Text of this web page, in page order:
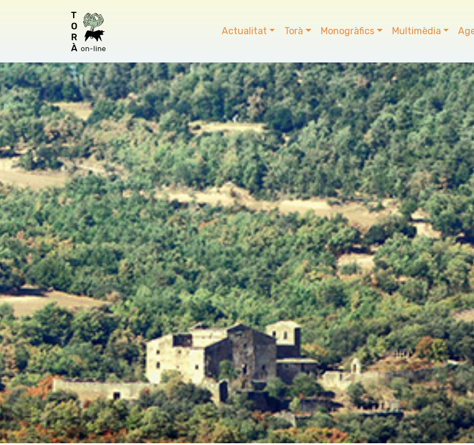
Actualitat Torà Monogràfics Multimèdia